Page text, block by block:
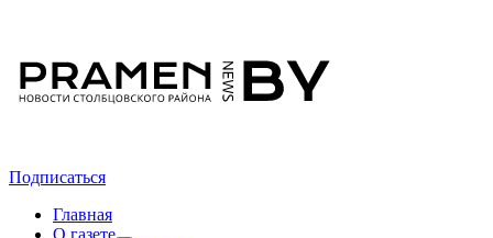
Подписаться
Главная
О газете